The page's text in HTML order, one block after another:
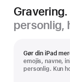
Gravering.
personlig,
Gør din iPad
emojis, navne,
personlig. Kun